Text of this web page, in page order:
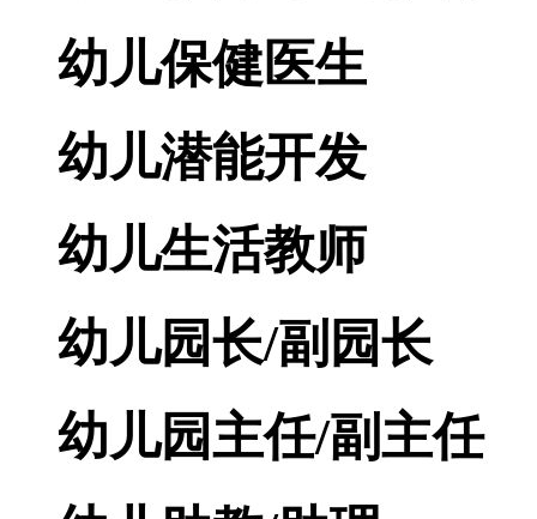
幼儿保健医生
幼儿潜能开发
幼儿生活教师
幼儿园长/副园长
幼儿园主任/副主任